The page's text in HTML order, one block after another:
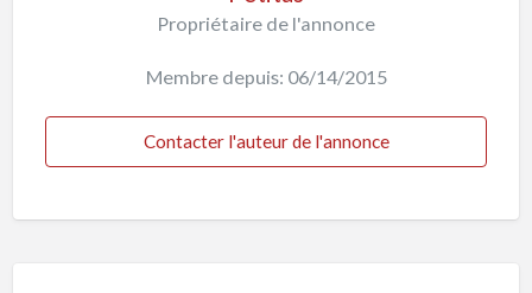
Propriétaire de l'annonce
Membre depuis: 06/14/2015
Contacter l'auteur de l'annonce